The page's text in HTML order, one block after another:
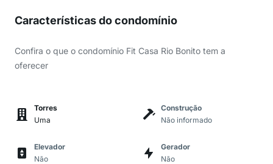
Características do condomínio
Confira o que o condomínio Fit Casa Rio Bonito tem a
oferecer
Torres
Uma
Construção
Não informado
Elevador
Não
Gerador
Não